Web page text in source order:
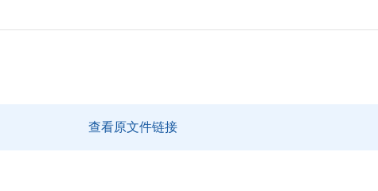
查看原文件链接